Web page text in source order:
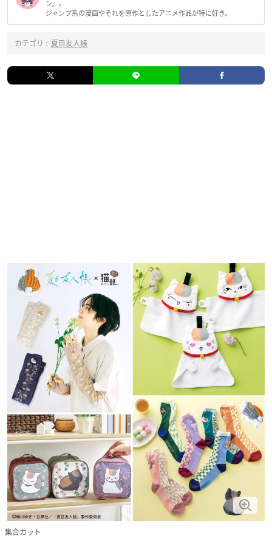
ン』。
ジャンプ系の漫画やそれを原作としたアニメ作品が特に好き。
カテゴリ : 夏目友人帳
集合カット